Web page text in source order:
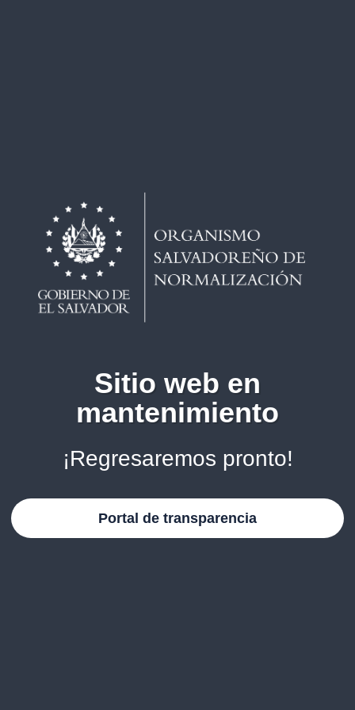
Sitio web en
mantenimiento
¡Regresaremos pronto!
Portal de transparencia